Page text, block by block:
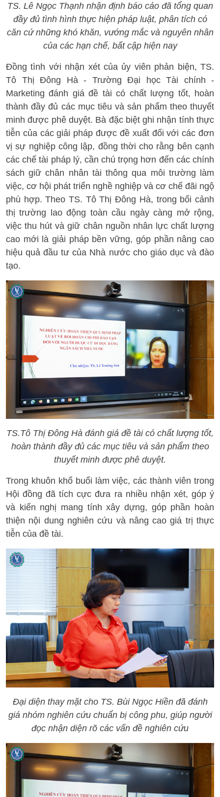
TS. Lê Ngọc Thạnh nhận định báo cáo đã tổng quan
đầy đủ tình hình thực hiện pháp luật, phân tích có
căn cứ những khó khăn, vướng mắc và nguyên nhân
của các hạn chế, bất cập hiện nay
Đồng tình với nhận xét của ủy viên phản biện, TS.
Tô Thị Đông Hà - Trường Đại học Tài chính -
Marketing đánh giá đề tài có chất lượng tốt, hoàn
thành đầy đủ các mục tiêu và sản phẩm theo thuyết
minh được phê duyệt. Bà đặc biệt ghi nhận tính thực
tiễn của các giải pháp được đề xuất đối với các đơn
vị sự nghiệp công lập, đồng thời cho rằng bên cạnh
các chế tài pháp lý, cần chú trọng hơn đến các chính
sách giữ chân nhân tài thông qua môi trường làm
việc, cơ hội phát triển nghề nghiệp và cơ chế đãi ngộ
phù hợp. Theo TS. Tô Thị Đông Hà, trong bối cảnh
thị trường lao động toàn cầu ngày càng mở rộng,
việc thu hút và giữ chân nguồn nhân lực chất lượng
cao mới là giải pháp bền vững, góp phần nâng cao
hiệu quả đầu tư của Nhà nước cho giáo dục và đào
tạo.
TS.Tô Thị Đông Hà đánh giá đề tài có chất lượng tốt,
hoàn thành đầy đủ các mục tiêu và sản phẩm theo
thuyết minh được phê duyệt.
Trong khuôn khổ buổi làm việc, các thành viên trong
Hội đồng đã tích cực đưa ra nhiều nhận xét, góp ý
và kiến nghị mang tính xây dựng, góp phần hoàn
thiện nội dung nghiên cứu và nâng cao giá trị thực
tiễn của đề tài.
Đại diện thay mặt cho TS. Bùi Ngọc Hiền đã đánh
giá nhóm nghiên cứu chuẩn bị công phu, giúp người
đọc nhận diện rõ các vấn đề nghiên cứu